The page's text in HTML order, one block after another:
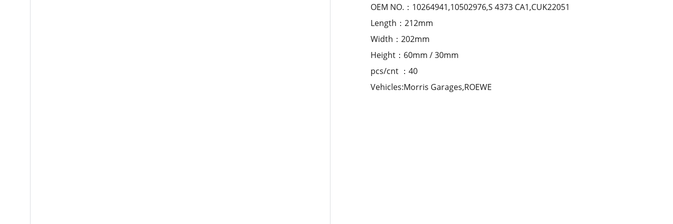
OEM NO.：10264941,10502976,S 4373 CA1,CUK22051
Length：212mm
Width：202mm
Height：60mm / 30mm
pcs/cnt ：40
Vehicles:Morris Garages,ROEWE